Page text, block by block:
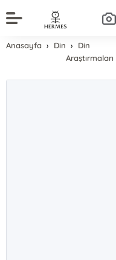
Anasayfa Din
Din
Araştırmaları